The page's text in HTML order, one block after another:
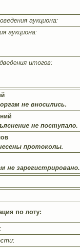
аукциона:
аукциона:
итогов:
не вносились.
не поступало.
протоколы.
не зарегистрировано.
по лоту: